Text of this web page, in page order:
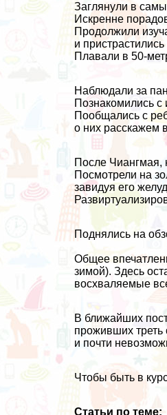
Заглянули в
Искренне
Продолжили
и
Плавали в 50-
Наблюдали за
Познакомились
Пообщались с
о них расскажем
После Чиангмая,
Посмотрели на
завидуя его
Поднялись на
Общее
зимой). Здесь
восхваляемые
В ближайших
проживших треть
и почти
Чтобы быть в
Статьи по теме: